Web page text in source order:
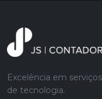
Excelência em
de tecnologia.